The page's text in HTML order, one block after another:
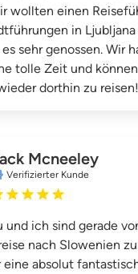
wollten einen
in
sehr genossen. Wir
tolle Zeit und
dorthin zu reisen!
Mcneeley
Verifizierter Kunde
und ich sind gerade
nach Slowenien
eine absolut